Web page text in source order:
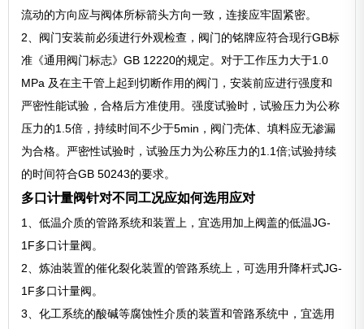
流动的方向应与阀体所标箭头方向一致，连接应牢固紧密。
2、阀门安装前必须进行外观检查，阀门的铭牌应符合现行GB标
准《通用阀门标志》GB 12220的规定。对于工作压力大于1.0
MPa 及在主干管上起到切断作用的阀门，安装前应进行强度和
严密性能试验，合格后方准使用。强度试验时，试验压力为公称
压力的1.5倍，持续时间不少于5min，阀门壳体、填料应无渗漏
为合格。严密性试验时，试验压力为公称压力的1.1倍;试验持续
的时间符合GB 50243的要求。
多口计量阀针对不同工况应如何选用应对
1、低温介质的管路系统和装置上，宜选用加上阀盖的低温JG-
1F多口计量阀。
2、炼油装置的催化裂化装置的管路系统上，可选用升降杆式JG-
1F多口计量阀。
3、化工系统的酸碱等腐蚀性介质的装置和管路系统中，宜选用